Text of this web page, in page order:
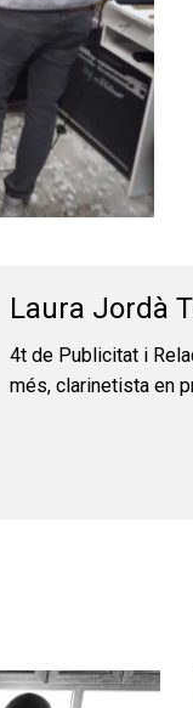
Laura Jordà
4t de Publicitat i
més, clarinetista en